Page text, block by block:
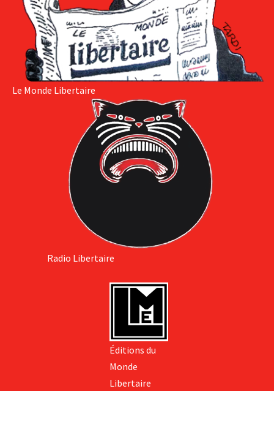
Le Monde Libertaire
Radio Libertaire
Éditions du
Monde
Libertaire